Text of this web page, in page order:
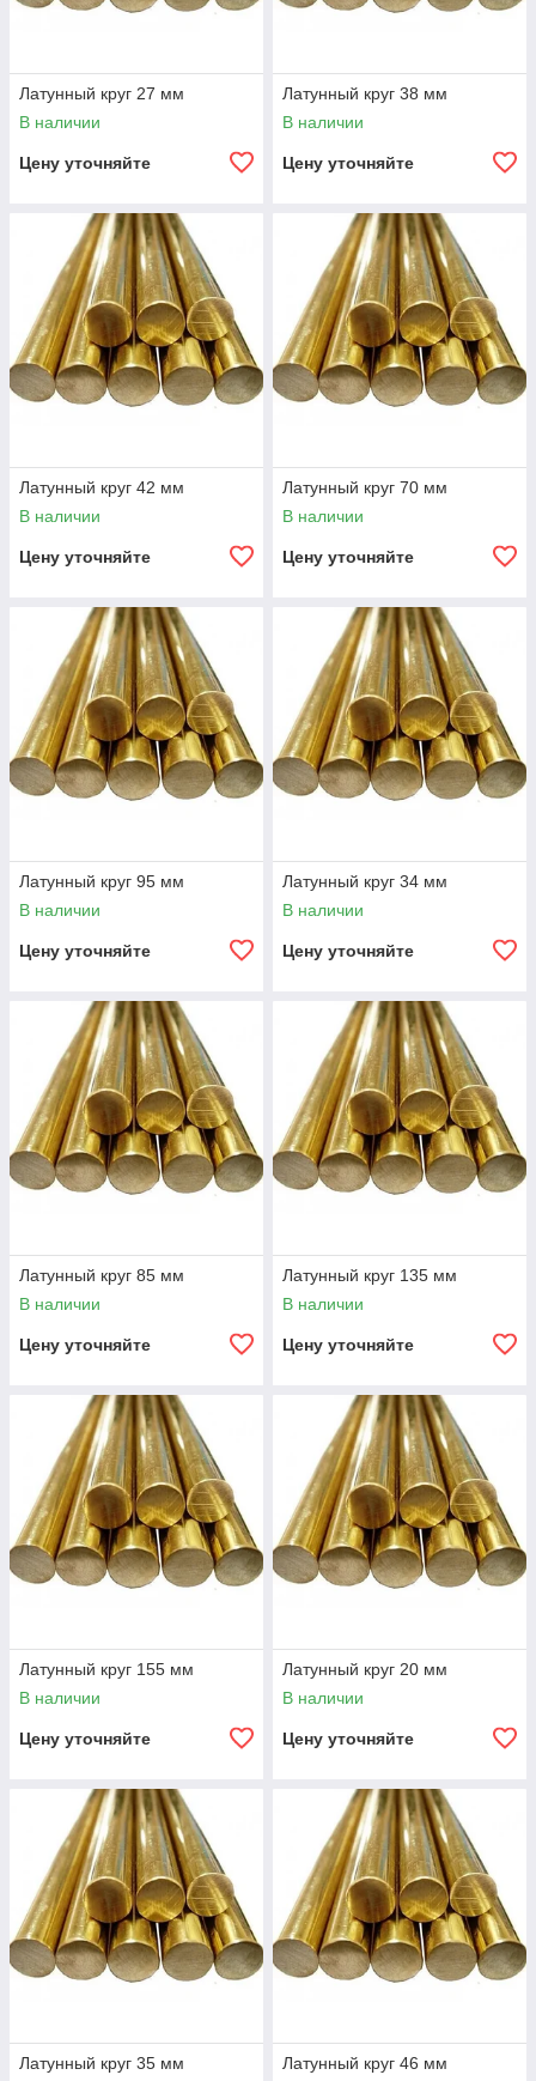
Латунный круг 27 мм
В наличии
Цену уточняйте
Латунный круг 38 мм
В наличии
Цену уточняйте
Латунный круг 42 мм
В наличии
Цену уточняйте
Латунный круг 70 мм
В наличии
Цену уточняйте
Латунный круг 95 мм
В наличии
Цену уточняйте
Латунный круг 34 мм
В наличии
Цену уточняйте
Латунный круг 85 мм
В наличии
Цену уточняйте
Латунный круг 135 мм
В наличии
Цену уточняйте
Латунный круг 155 мм
В наличии
Цену уточняйте
Латунный круг 20 мм
В наличии
Цену уточняйте
Латунный круг 35 мм
Латунный круг 46 мм